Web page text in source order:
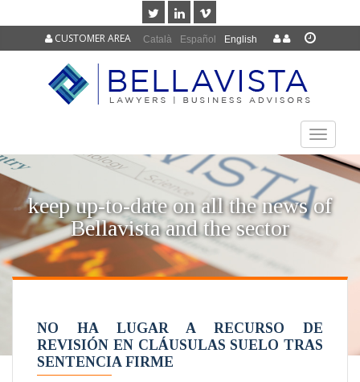
Català Español English
CUSTOMER AREA
TOGGLE
keep up-to-date on all the news of
Bellavista and the sector
NO HA LUGAR A RECURSO DE
REVISIÓN EN CLÁUSULAS SUELO TRAS
SENTENCIA FIRME